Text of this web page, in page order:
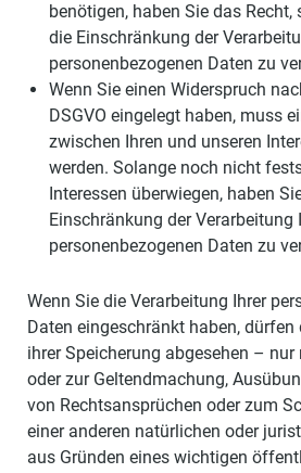
benötigen, haben Sie das
die Einschränkung der
personenbezogenen Daten zu
Wenn Sie einen Widerspruch
DSGVO eingelegt haben, muss
zwischen Ihren und unseren
werden. Solange noch nicht
Interessen überwiegen, haben
Einschränkung der Verarbeitung
personenbezogenen Daten zu
Wenn Sie die Verarbeitung Ihrer
Daten eingeschränkt haben,
ihrer Speicherung abgesehen –
oder zur Geltendmachung,
von Rechtsansprüchen oder zum
einer anderen natürlichen oder
aus Gründen eines wichtigen